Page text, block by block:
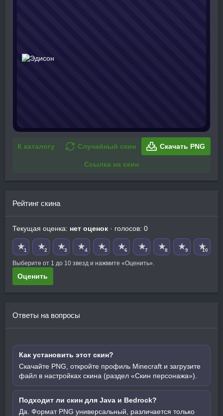
К каталогу Случайный скин Скачать PNG
Ссылка на скин
Рейтинг скина
Текущая оценка: нет оценок · голосов: 0
★1 ★2 ★3 ★4 ★5 ★6 ★7 ★8 ★9 ★10
Выберите от 1 до 10 звезд и нажмите «Оценить».
Оценить
Ответы на вопросы
Как установить этот скин?
Скачайте PNG, откройте профиль Minecraft и загрузите
файл в настройках скина (раздел «Скин персонажа»).
Подходит ли скин для Java и Bedrock?
Да. Формат PNG универсальный, различается только